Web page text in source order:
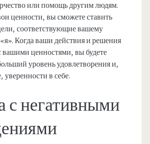
или помощь другим людям.
ценности, вы сможете ставить
соответствующие вашему
Когда ваши действия и решения
вашими ценностями, вы будете
уровень удовлетворения и,
уверенности в себе.
с негативными